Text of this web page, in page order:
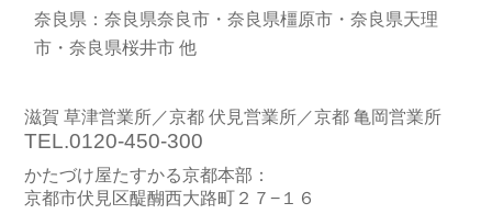
奈良県：奈良県奈良市・奈良県橿原市・奈良県天理
市・奈良県桜井市 他
滋賀 草津営業所／京都 伏見営業所／京都 亀岡営業所
TEL.0120-450-300
かたづけ屋たすかる京都本部：
京都市伏見区醍醐西大路町２７−１６